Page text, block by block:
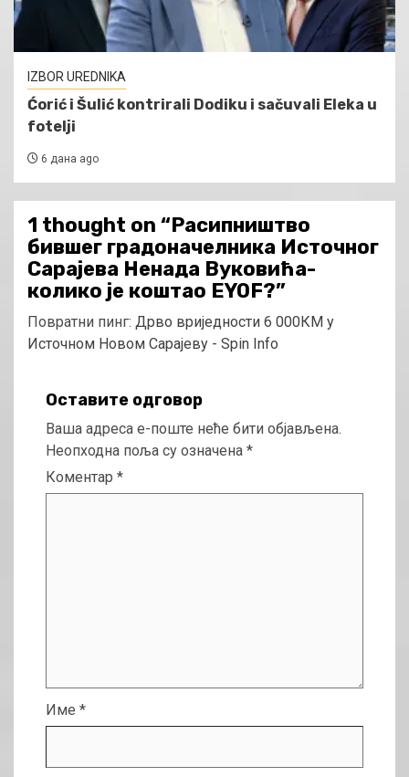
IZBOR UREDNIKA
Ćorić i Šulić kontrirali Dodiku i sačuvali Eleka u
fotelji
6 дана ago
1 thought on “Расипништво
бившег градоначелника Источног
Сарајева Ненада Вуковића-
колико је коштао EYOF?”
Повратни пинг: Дрво вриједности 6 000КМ у
Источном Новом Сарајеву - Spin Info
Оставите одговор
Ваша адреса е-поште неће бити објављена.
Неопходна поља су означена *
Коментар *
Име *